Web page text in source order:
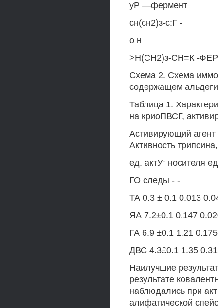
уР —фермент
сн(сн2)з-с:Г -
о н
>Н(СН2)з-СН=К -
Схема 2. Схема
содержащем
Таблица 1.
на криоПВСГ,
Астивирующий
Активность
ед. актУг носителя
ГО следы - -
ТА 0.3 ± 0.1 0.013
ЯА 7.2±0.1 0.147
ГА 6.9 ±0.1 1.21 0.175
ДВС 4.3£0.1 1.35
Наилучшие
результате
наблюдались при
алифатической